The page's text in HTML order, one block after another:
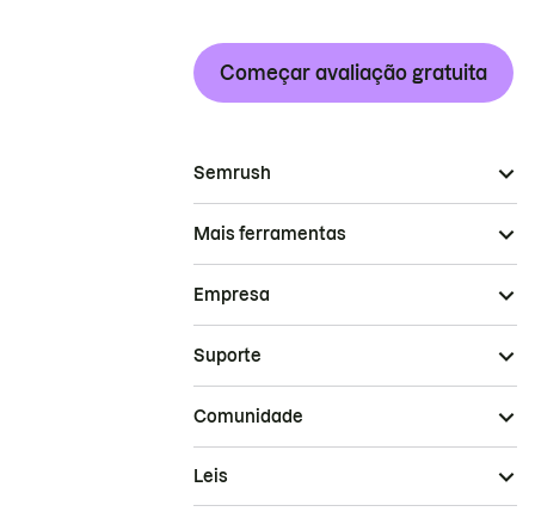
Começar avaliação gratuita
Semrush
Mais ferramentas
Empresa
Suporte
Comunidade
Leis